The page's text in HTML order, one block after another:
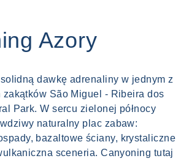
Azory
dawkę adrenaliny w jednym z
São Miguel - Ribeira dos
Park. W sercu zielonej północy
naturalny plac zabaw:
bazaltowe ściany, krystaliczne
sceneria. Canyoning tutaj